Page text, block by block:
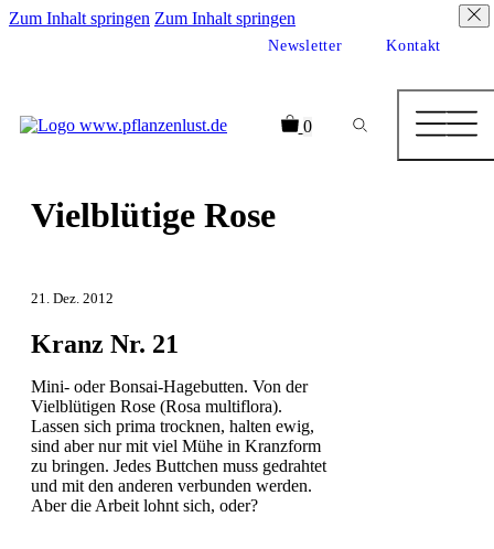
Zum Inhalt springen Zum Inhalt springen
Newsletter Kontakt
0
Vielblütige Rose
21. Dez. 2012
Kranz Nr. 21
Mini- oder Bonsai-Hagebutten. Von der
Vielblütigen Rose (Rosa multiflora).
Lassen sich prima trocknen, halten ewig,
sind aber nur mit viel Mühe in Kranzform
zu bringen. Jedes Buttchen muss gedrahtet
und mit den anderen verbunden werden.
Aber die Arbeit lohnt sich, oder?